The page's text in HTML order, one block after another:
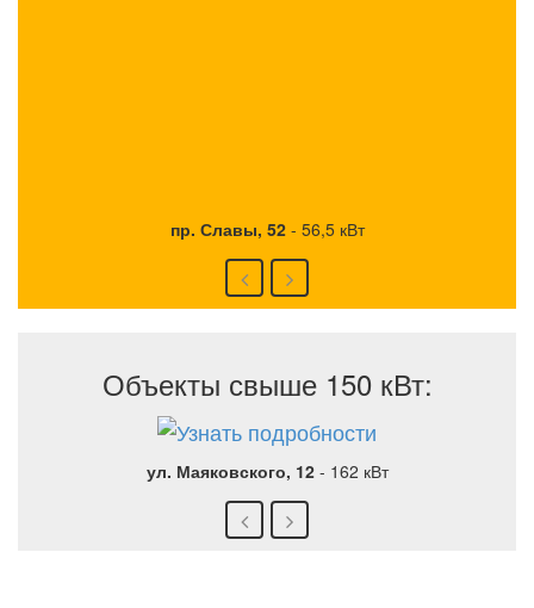
пр. Славы, 52- 56,5 кВт
Объекты свыше 150 кВт:
ул. Маяковского, 12- 162 кВт